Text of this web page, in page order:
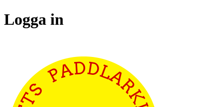
Logga in